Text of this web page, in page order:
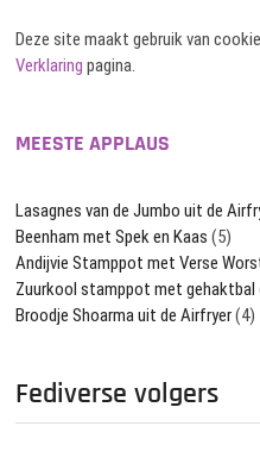
Deze site maakt gebruik van
Verklaring pagina.
MEESTE APPLAUS
Lasagnes van de Jumbo uit de
Beenham met Spek en Kaas (5)
Andijvie Stamppot met Verse
Zuurkool stamppot met gehaktbal
Broodje Shoarma uit de Airfryer(4)
Fediverse volgers